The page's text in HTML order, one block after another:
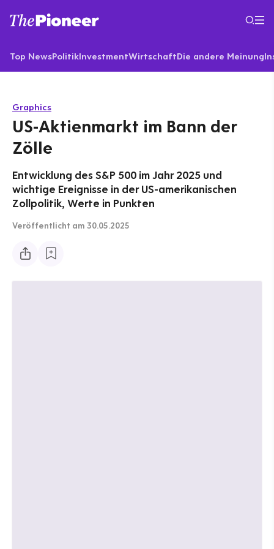
Top NewsPolitikInvestmentWirtschaftDie andere Meinung
Graphics
US-Aktienmarkt im Bann der
Zölle
Entwicklung des S&P 500 im Jahr 2025 und
wichtige Ereignisse in der US-amerikanischen
Zollpolitik, Werte in Punkten
Veröffentlicht am 30.05.2025